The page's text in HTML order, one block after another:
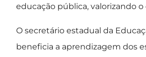
educação pública, valorizando
O secretário estadual da
beneficia a aprendizagem dos